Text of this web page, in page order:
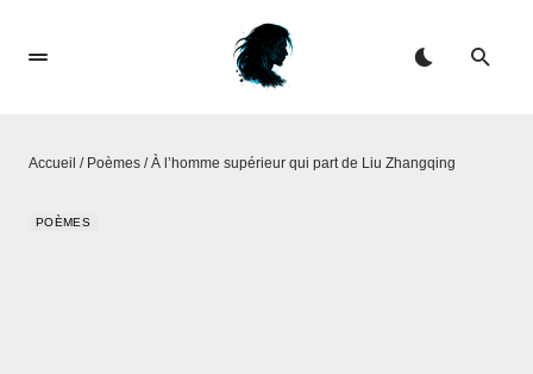
Accueil / Poèmes /À l’homme supérieur qui part de Liu Zhangqing
POÈMES